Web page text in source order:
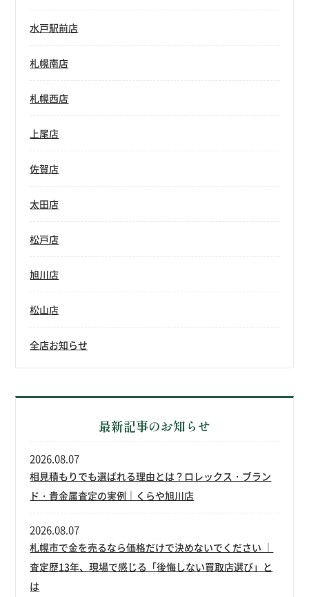
水戸駅前店
札幌南店
札幌西店
上尾店
佐賀店
太田店
松戸店
旭川店
松山店
全店お知らせ
最新記事のお知らせ
相見積もりでも選ばれる理由とは？ロレックス・ブラン
ド・貴金属査定の実例｜くらや旭川店
2026.08.07
札幌市で金を売るなら価格だけで決めないでください ｜
査定歴13年、現場で感じる「後悔しない買取店選び」と
は
2026.08.07